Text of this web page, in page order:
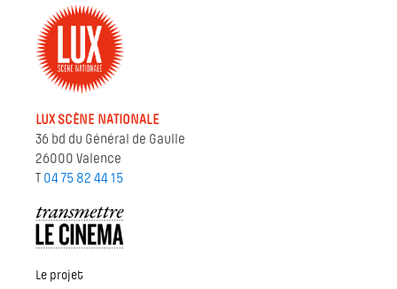
LUX SCÈNE NATIONALE
36 bd du Général de Gaulle
26000 Valence
T 04 75 82 44 15
Le projet